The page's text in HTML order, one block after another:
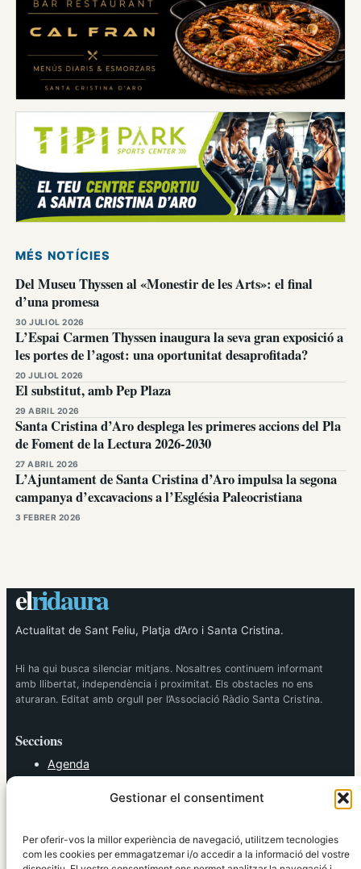
Gestionar el consentiment
Per oferir-vos la millor experiència de navegació, utilitzem tecnologies
com les cookies per emmagatzemar i/o accedir a la informació del vostre
MÉS NOTÍCIES
Del Museu Thyssen al «Monestir de les Arts»: el final
d’una promesa
30 JULIOL 2026
L’Espai Carmen Thyssen inaugura la seva gran exposició a
les portes de l’agost: una oportunitat desaprofitada?
20 JULIOL 2026
El substitut, amb Pep Plaza
29 ABRIL 2026
Santa Cristina d’Aro desplega les primeres accions del Pla
de Foment de la Lectura 2026-2030
27 ABRIL 2026
L’Ajuntament de Santa Cristina d’Aro impulsa la segona
campanya d’excavacions a l’Església Paleocristiana
3 FEBRER 2026
elridaura
Actualitat de Sant Feliu, Platja d’Aro i Santa Cristina.
Hi ha qui busca silenciar mitjans. Nosaltres continuem informant
amb llibertat, independència i proximitat. Els obstacles no ens
aturaran. Editat amb orgull per l’Associació Ràdio Santa Cristina.
Seccions
Agenda
Política
Societat